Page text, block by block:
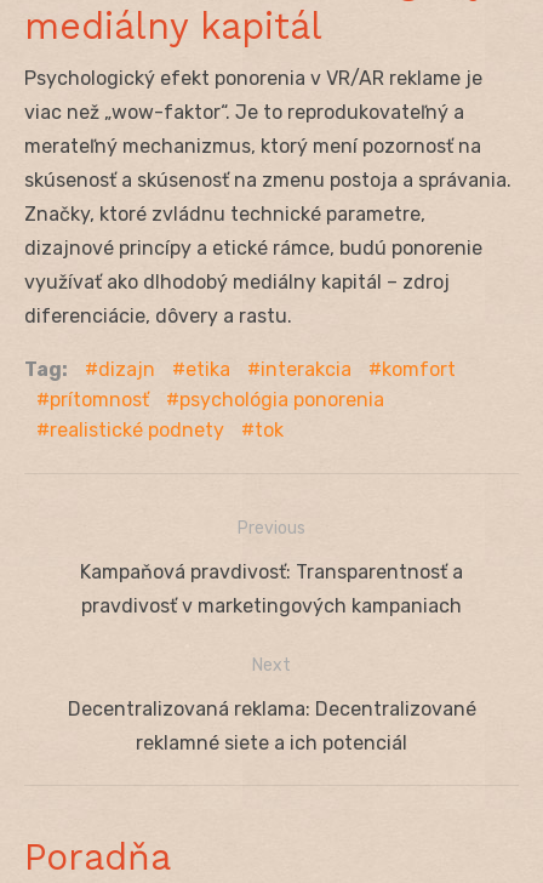
mediálny kapitál
Psychologický efekt ponorenia v VR/AR reklame je
viac než „wow-faktor“. Je to reprodukovateľný a
merateľný mechanizmus, ktorý mení pozornosť na
skúsenosť a skúsenosť na zmenu postoja a správania.
Značky, ktoré zvládnu technické parametre,
dizajnové princípy a etické rámce, budú ponorenie
využívať ako dlhodobý mediálny kapitál – zdroj
diferenciácie, dôvery a rastu.
Tag: dizajn etika interakcia
komfort
prítomnosť
psychológia ponorenia
realistické podnety
tok
Navigácia
Previous
PreviousKampaňová pravdivosť: Transparentnosť a
pravdivosť v marketingových kampaniach
Next
NextDecentralizovaná reklama: Decentralizované
reklamné siete a ich potenciál
Poradňa